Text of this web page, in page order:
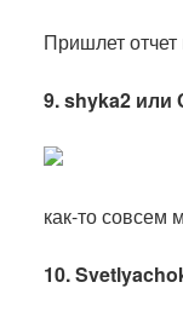
Пришлет
9. shyka2 или
как-то совсем
10.